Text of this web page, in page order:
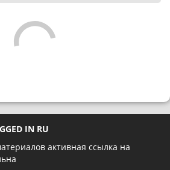
IN RU
активная ссылка на